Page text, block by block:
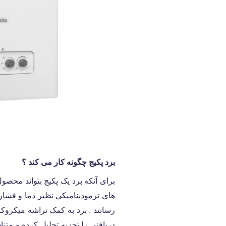
برد پکیج چگونه کار می کند ؟
برای آنکه برد یک پکیج بتواند
های ترمودینامیکی نظیر دما و
رسانند . برد به کمک تراشه